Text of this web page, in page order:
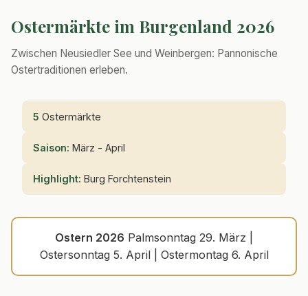
Ostermärkte im Burgenland 2026
Zwischen Neusiedler See und Weinbergen: Pannonische
Ostertraditionen erleben.
5 Ostermärkte
Saison: März - April
Highlight: Burg Forchtenstein
Ostern 2026 Palmsonntag 29. März |
Ostersonntag 5. April | Ostermontag 6. April